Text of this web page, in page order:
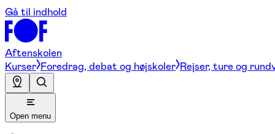
Gå til indhold
Aftenskolen
Kurser Foredrag, debat og højskoler Rejser, ture og
Open menu